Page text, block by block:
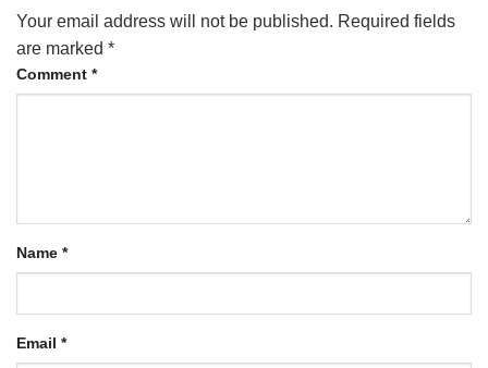
Your email address will not be published. Required fields
are marked *
Comment *
Name *
Email *